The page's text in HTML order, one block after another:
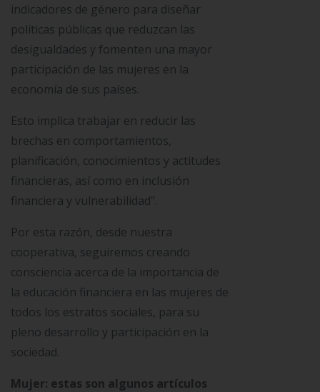
indicadores de género para diseñar
políticas públicas que reduzcan las
desigualdades y fomenten una mayor
participación de las mujeres en la
economía de sus países.
Esto implica trabajar en reducir las
brechas en comportamientos,
planificación, conocimientos y actitudes
financieras, así como en inclusión
financiera y vulnerabilidad”.
Por esta razón, desde nuestra
cooperativa, seguiremos creando
consciencia acerca de la importancia de
la educación financiera en las mujeres de
todos los estratos sociales, para su
pleno desarrollo y participación en la
sociedad.
Mujer: estas son algunos artículos